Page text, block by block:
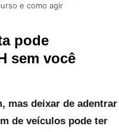
e como agir
pode
sem você
mas deixar de adentrar
de veículos pode ter